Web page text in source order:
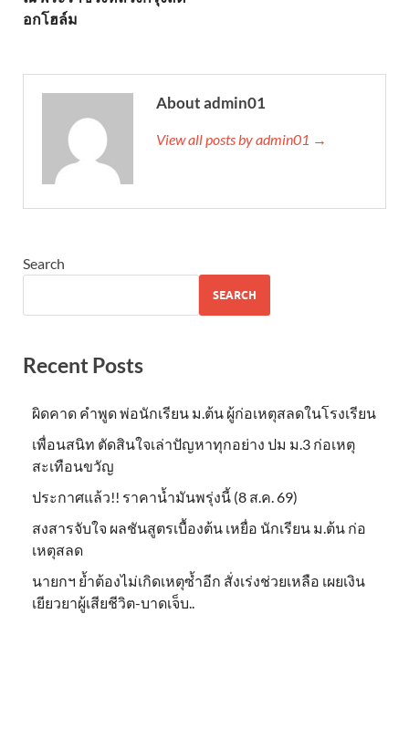
อกโฮล์ม
About admin01
View all posts by admin01 →
Search
SEARCH
Recent Posts
ผิดคาด คำพูด พ่อนักเรียน ม.ต้น ผู้ก่อเหตุสลดในโรงเรียน
เพื่อนสนิท ตัดสินใจเล่าปัญหาทุกอย่าง ปม ม.3 ก่อเหตุ
สะเทือนขวัญ
ประกาศแล้ว!! ราคาน้ำมันพรุ่งนี้ (8 ส.ค. 69)
สงสารจับใจ ผลชันสูตรเบื้องต้น เหยื่อ นักเรียน ม.ต้น ก่อ
เหตุสลด
นายกฯ ย้ำต้องไม่เกิดเหตุซ้ำอีก สั่งเร่งช่วยเหลือ เผยเงิน
เยียวยาผู้เสียชีวิต-บาดเจ็บ..